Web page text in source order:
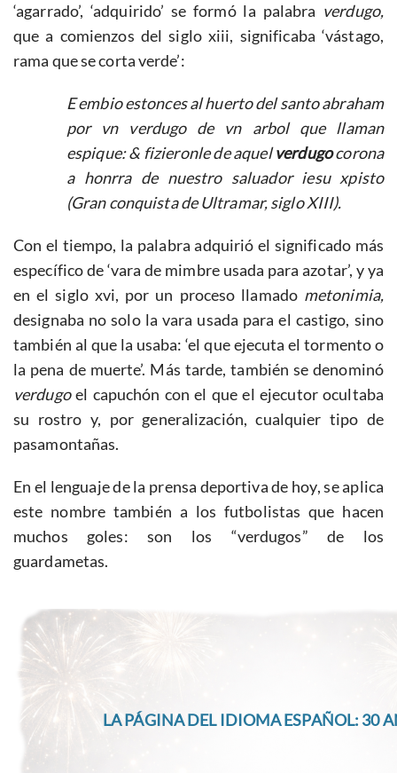
‘agarrado’, ‘adquirido’ se formó la palabra verdugo,
que a comienzos del siglo xiii, significaba ‘vástago,
rama que se corta verde’:
E embio estonces al huerto del santo abraham
por vn verdugo de vn arbol que llaman
espique: & fizieronle de aquelverdugocorona
a honrra de nuestro saluador iesu xpisto
(Gran conquista de Ultramar, siglo XIII).
Con el tiempo, la palabra adquirió el significado más
específico de ‘vara de mimbre usada para azotar’, y ya
en el siglo xvi, por un proceso llamado metonimia,
designaba no solo la vara usada para el castigo, sino
también al que la usaba: ‘el que ejecuta el tormento o
la pena de muerte’. Más tarde, también se denominó
verdugoel capuchón con el que el ejecutor ocultaba
su rostro y, por generalización, cualquier tipo de
pasamontañas.
En el lenguaje de la prensa deportiva de hoy, se aplica
este nombre también a los futbolistas que hacen
muchos goles: son los “verdugos” de los
guardametas.
LA PÁGINA DEL IDIOMA ESPAÑOL: 30